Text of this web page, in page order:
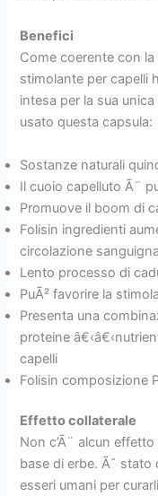
Benefici
Come coerente con
stimolante per capelli
intesa per la sua
usato questa capsula:
Sostanze naturali
Il cuoio capelluto Ã¨
Promuove il boom di
Folisin ingredienti
circolazione
Lento processo di
PuÃ² favorire la
Presenta una
proteine
capelli
Folisin composizione
Effetto collaterale
Non c’Ã¨ alcun
base di erbe. Ãˆ
esseri umani per